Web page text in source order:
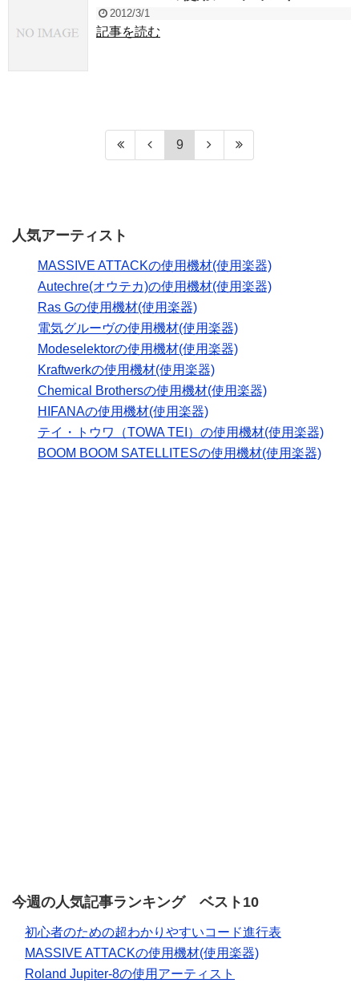
2012/3/1
記事を読む
9
人気アーティスト
MASSIVE ATTACKの使用機材(使用楽器)
Autechre(オウテカ)の使用機材(使用楽器)
Ras Gの使用機材(使用楽器)
電気グルーヴの使用機材(使用楽器)
Modeselektorの使用機材(使用楽器)
Kraftwerkの使用機材(使用楽器)
Chemical Brothersの使用機材(使用楽器)
HIFANAの使用機材(使用楽器)
テイ・トウワ（TOWA TEI）の使用機材(使用楽器)
BOOM BOOM SATELLITESの使用機材(使用楽器)
今週の人気記事ランキング ベスト10
初心者のための超わかりやすいコード進行表
MASSIVE ATTACKの使用機材(使用楽器)
Roland Jupiter-8の使用アーティスト